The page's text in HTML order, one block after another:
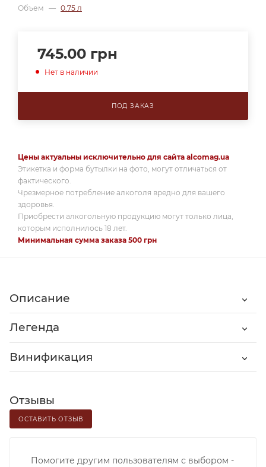
Объем — 0.75 л
745.00 грн
Нет в наличии
ПОД ЗАКАЗ
Цены актуальны исключительно для сайта alcomag.ua
Этикетка и форма бутылки на фото, могут отличаться от
фактического.
Чрезмерное потребление алкоголя вредно для вашего
здоровья.
Приобрести алкогольную продукцию могут только лица,
которым исполнилось 18 лет.
Минимальная сумма заказа 500 грн
Описание
Легенда
Винификация
Отзывы
ОСТАВИТЬ ОТЗЫВ
Помогите другим пользователям с выбором -